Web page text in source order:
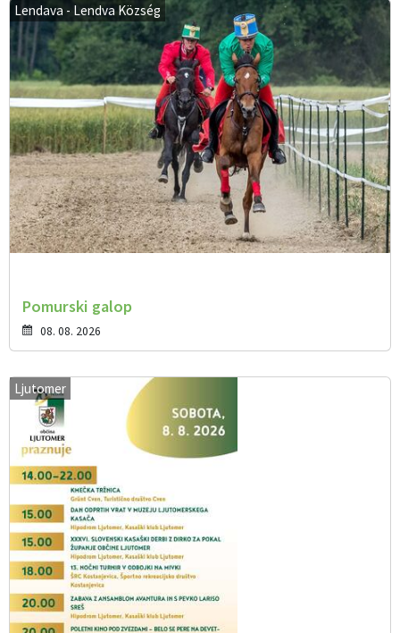
Lendava - Lendva Község
Pomurski galop
08. 08. 2026
Ljutomer